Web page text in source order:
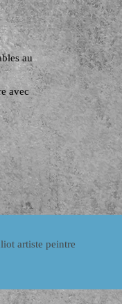
au
avec
artiste peintre